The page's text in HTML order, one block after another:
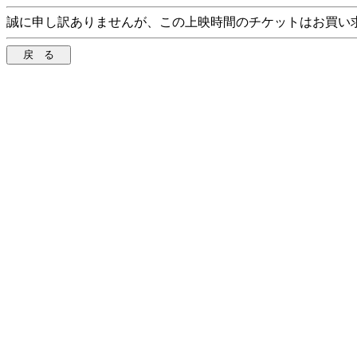
誠に申し訳ありませんが、この上映時間のチケットはお買い